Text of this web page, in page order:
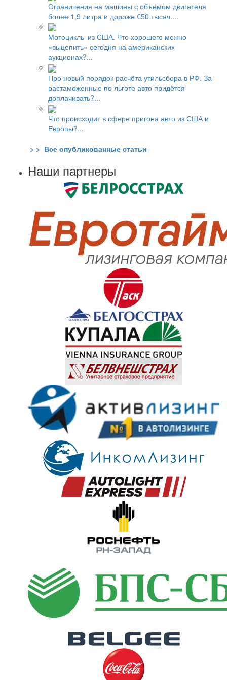
Ограничения на машины с объёмом двигателя
более 1,9 литра и дороже €50 тысяч....
Мотоциклы из США. Что хорошего можно
«выцепить» сегодня на американских
аукционах?...
Про новый порядок расчёта утильсбора в РФ. За
растаможенные по льготе авто придётся
доплачивать?...
Что происходит в сфере пригона авто из США и
Европы?...
> > Все опубликованные статьи
Наши партнеры